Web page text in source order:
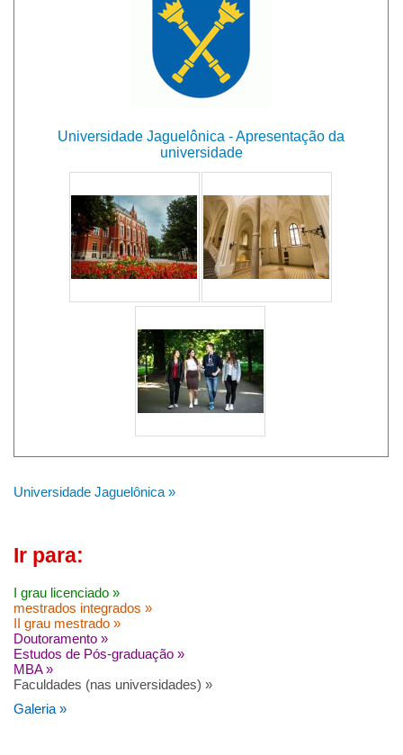
Universidade Jaguelônica - Apresentação da
universidade
Universidade Jaguelônica »
Ir para:
I grau licenciado »
mestrados integrados »
II grau mestrado »
Doutoramento »
Estudos de Pós-graduação »
MBA »
Faculdades (nas universidades) »
Galeria »